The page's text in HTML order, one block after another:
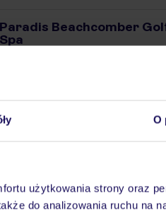
O
użytkowania strony oraz
do analizowania ruchu na
Paradis Beachcomber
Spa
Wrocław (14:15)